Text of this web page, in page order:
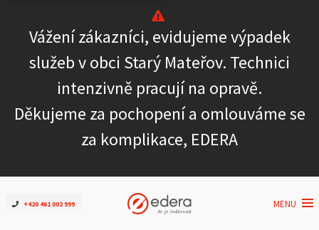
Vážení zákazníci, evidujeme výpadek
služeb v obci Starý Mateřov. Technici
intenzivně pracují na opravě.
Děkujeme za pochopení a omlouváme se
za komplikace, EDERA
+420 461 002 999 MENU
Ověřit dostupnost
Internet
ČEZNET TV
Podpora
Pro firmy